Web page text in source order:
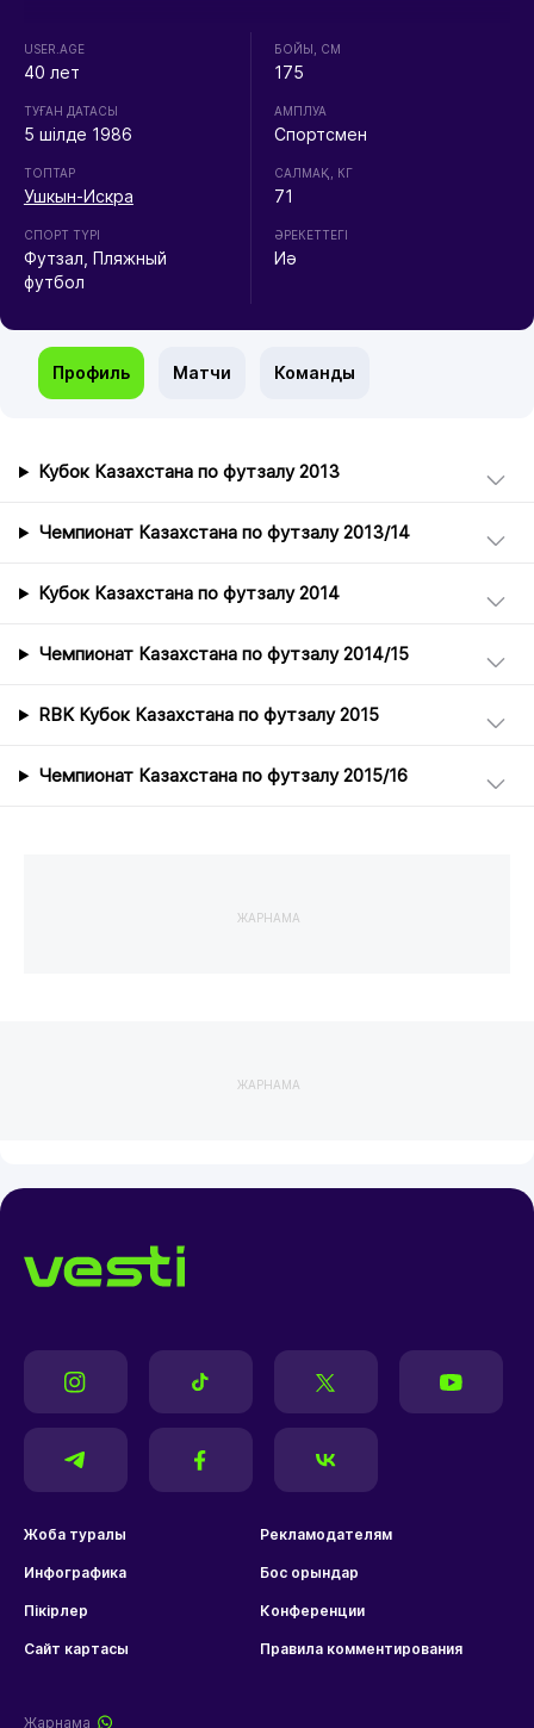
USER.AGE
40 лет
ТУҒАН ДАТАСЫ
5 шілде 1986
ТОПТАР
Ушкын-Искра
СПОРТ ТҮРІ
Футзал, Пляжный
футбол
БОЙЫ, СМ
175
АМПЛУА
Спортсмен
CАЛМАҚ, КГ
71
ӘРЕКЕТТЕГІ
Иә
Профиль Матчи Команды
Кубок Казахстана по футзалу 2013
Чемпионат Казахстана по футзалу 2013/14
Кубок Казахстана по футзалу 2014
Чемпионат Казахстана по футзалу 2014/15
RBK Кубок Казахстана по футзалу 2015
Чемпионат Казахстана по футзалу 2015/16
ЖАРНАМА
ЖАРНАМА
Жоба туралы Рекламодателям
Инфографика Бос орындар
Пікірлер Конференции
Сайт картасы Правила комментирования
Жарнама